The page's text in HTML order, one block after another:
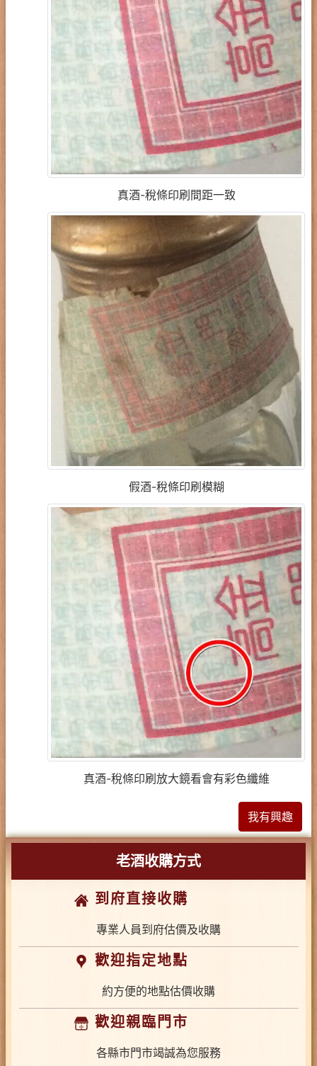
真酒-稅條印刷間距一致
假酒-稅條印刷模糊
真酒-稅條印刷放大鏡看會有彩色纖維
我有興趣
老酒收購方式
到府直接收購
專業人員到府估價及收購
歡迎指定地點
約方便的地點估價收購
歡迎親臨門市
各縣市門市竭誠為您服務